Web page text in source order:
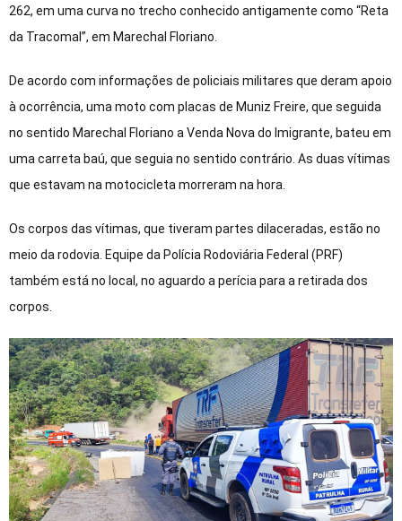
262, em uma curva no trecho conhecido antigamente como “Reta
da Tracomal”, em Marechal Floriano.
De acordo com informações de policiais militares que deram apoio
à ocorrência, uma moto com placas de Muniz Freire, que seguida
no sentido Marechal Floriano a Venda Nova do Imigrante, bateu em
uma carreta baú, que seguia no sentido contrário. As duas vítimas
que estavam na motocicleta morreram na hora.
Os corpos das vítimas, que tiveram partes dilaceradas, estão no
meio da rodovia. Equipe da Polícia Rodoviária Federal (PRF)
também está no local, no aguardo a perícia para a retirada dos
corpos.